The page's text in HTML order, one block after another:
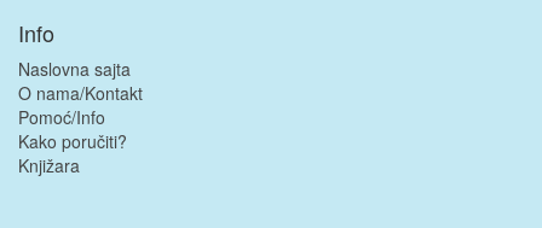
Info
Naslovna sajta
O nama/Kontakt
Pomoć/Info
Kako poručiti?
Knjižara